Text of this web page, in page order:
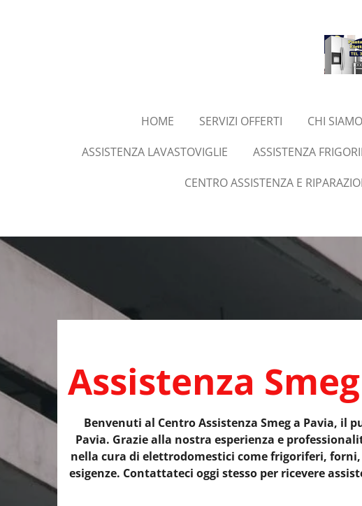
HOME SERVIZI OFFERTI CHI SIAMO
ASSISTENZA LAVASTOVIGLIE
ASSISTENZA
CENTRO ASSISTENZA E
Assistenza
Benvenuti al Centro Assistenza Smeg a Pavia, il
Pavia. Grazie alla nostra esperienza e
nella cura di elettrodomestici come frigoriferi,
esigenze. Contattateci oggi stesso per ricevere